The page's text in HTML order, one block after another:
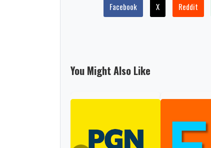
Facebook X Reddit
You Might Also Like